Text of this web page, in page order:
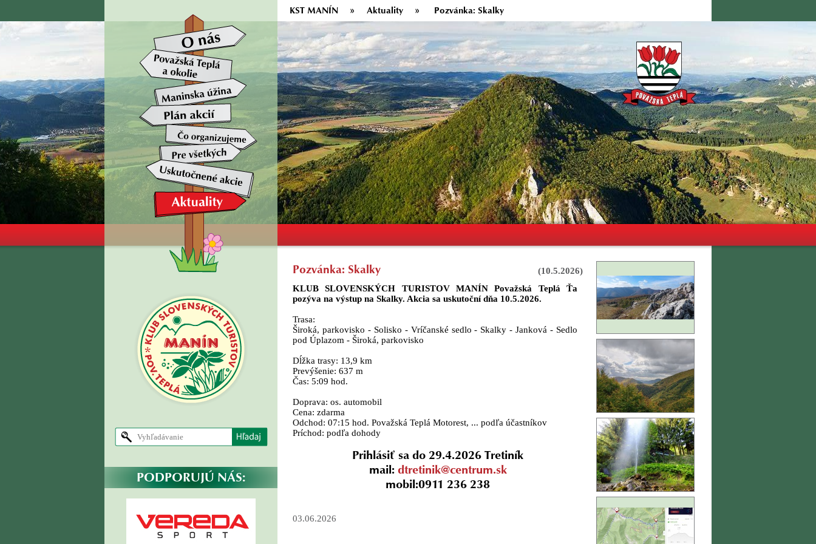
(10.5.2026)
Pozvánka: Skalky
KLUB SLOVENSKÝCH TURISTOV MANÍN Považská Teplá Ťa
pozýva na výstup na Skalky. Akcia sa uskutoční dňa 10.5.2026.
Trasa:
Široká, parkovisko - Solisko - Vríčanské sedlo - Skalky - Janková - Sedlo
pod Úplazom - Široká, parkovisko
Dĺžka trasy: 13,9 km
Prevýšenie: 637 m
Čas: 5:09 hod.
Doprava: os. automobil
Cena: zdarma
Odchod: 07:15 hod. Považská Teplá Motorest, ... podľa účastníkov
Príchod: podľa dohody
Prihlásiť sa do 29.4.2026 Tretiník
mail: dtretinik@centrum.sk
mobil:0911 236 238
03.06.2026
PODPORUJÚ NÁS:
KST MANÍN Aktuality Pozvánka: Skalky